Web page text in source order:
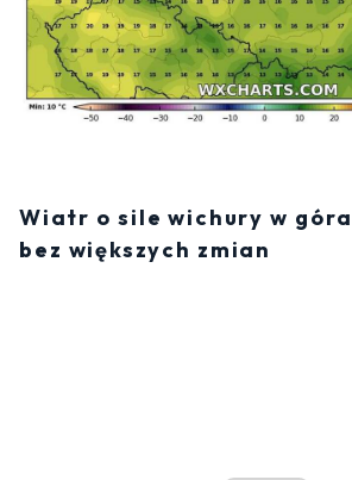
Wiatr o sile wichury w
bez większych zmian